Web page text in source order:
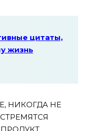
цитаты,
жизнь
НИКОГДА НЕ